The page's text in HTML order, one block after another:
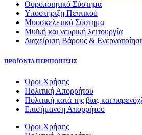
Ουροποιητικό Σύστημα
Υποστήριξη Πεπτικού
Μυοσκελετικό Σύστημα
Μυϊκή και νευρική λειτουργία
Διαχείριση Βάρους &
ΠΡΟΪΟΝΤΑ ΠΕΡΙΠΟΙΗΣΗΣ
Όροι Χρήσης
Πολιτική Απορρήτου
Πολιτική κατά της βίας και
Επισήμανση Απορρήτου
Όροι Χρήσης